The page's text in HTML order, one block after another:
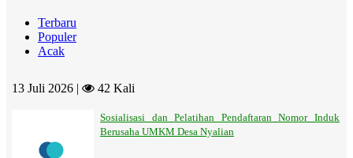
Terbaru
Populer
Acak
13 Juli 2026 | 42 Kali
Sosialisasi dan Pelatihan Pendaftaran Nomor Induk
Berusaha UMKM Desa Nyalian